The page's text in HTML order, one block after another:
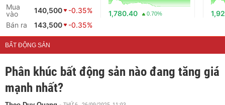
Mua
vào
140,500
-0.35%
Bán ra
143,500 -0.35%
1,780.40 0.70%
BẤT ĐỘNG SẢN
Phân khúc bất động sản nào đang tăng giá
mạnh nhất?